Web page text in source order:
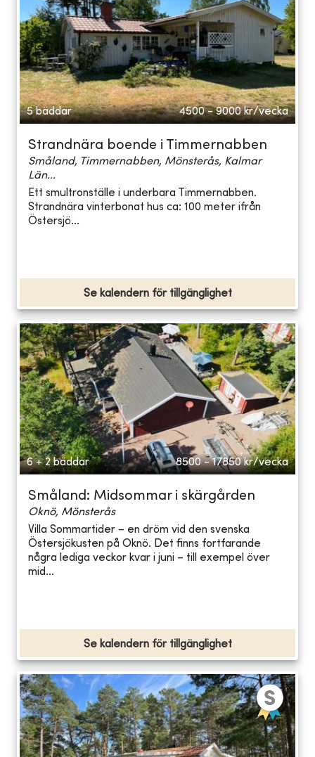
5 bäddar 4500 - 9000 kr/vecka
Strandnära boende i Timmernabben
Småland, Timmernabben, Mönsterås, Kalmar
Län...
Ett smultronställe i underbara Timmernabben.
Strandnära vinterbonat hus ca: 100 meter ifrån
Östersjö...
Se kalendern för tillgänglighet
6 + 2 bäddar 8500 - 17850 kr/vecka
Småland: Midsommar i skärgården
Oknö, Mönsterås
Villa Sommartider – en dröm vid den svenska
Östersjökusten på Oknö. Det finns fortfarande
några lediga veckor kvar i juni – till exempel över
mid...
Se kalendern för tillgänglighet